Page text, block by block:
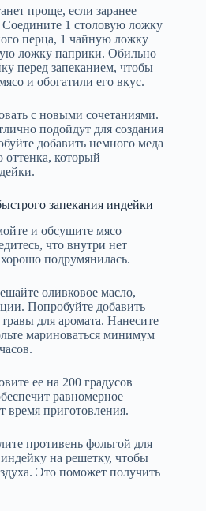
проще, если заранее
Соедините 1 столовую ложку
перца, 1 чайную ложку
ложку паприки. Обильно
перед запеканием, чтобы
и обогатили его вкус.
с новыми сочетаниями.
подойдут для создания
добавить немного меда
оттенка, который
запекания индейки
и обсушите мясо
что внутри нет
подрумянилась.
оливковое масло,
Попробуйте добавить
для аромата. Нанесите
мариноваться минимум
ее на 200 градусов
равномерное
время приготовления.
противень фольгой для
на решетку, чтобы
Это поможет получить